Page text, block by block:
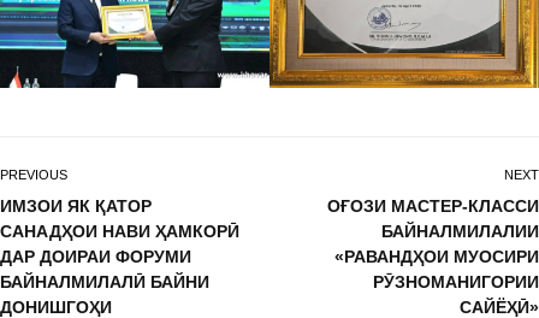
PREVIOUS
ИМЗОИ ЯК ҚАТОР
САНАДҲОИ НАВИ ҲАМКОРӢ
ДАР ДОИРАИ ФОРУМИ
БАЙНАЛМИЛАЛӢ БАЙНИ
ДОНИШГОҲИ
NEXT
ОҒОЗИ МАСТЕР-КЛАССИ
БАЙНАЛМИЛАЛИИ
«РАВАНДҲОИ МУОСИРИ
РӮЗНОМАНИГОРИИ
САЙЁҲӢ»